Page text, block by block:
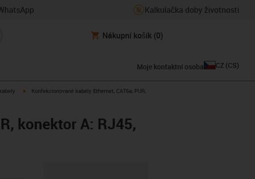
Kalkulačka doby životnosti
Nákupní košík (0)
Moje kontaktní osoba CZ (CS)
igus-icon-arrow-right
Konfekcionované kabely Ethernet, CAT6a, PUR,
konektor A: RJ45,